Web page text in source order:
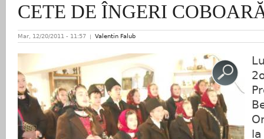
CETE DE ÎNGERI
Mar, 12/20/2011 - 11:57 Valentin Falub